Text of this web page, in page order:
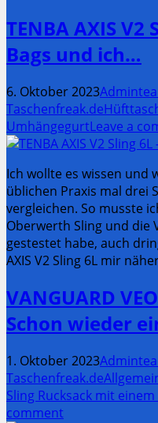
TENBA AXIS V2
Bags und ich…
6. Oktober 2023
Taschenfreak.de
UmhängegurtLeave a
Ich wollte es wissen und
üblichen Praxis mal drei
vergleichen. So musste
Oberwerth Sling und die
gestestet habe, auch
AXIS V2 Sling 6L mir
VANGUARD
Schon wieder
1. Oktober 2023
Taschenfreak.de
Sling Rucksack mit
comment